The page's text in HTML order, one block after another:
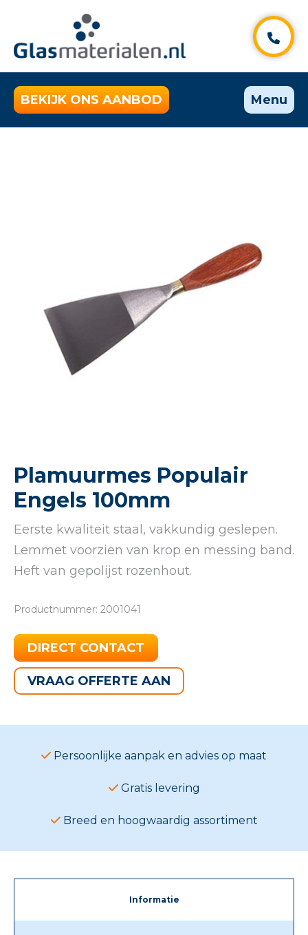
BEKIJK ONS AANBOD Menu
Plamuurmes Populair
Engels 100mm
Eerste kwaliteit staal, vakkundig geslepen.
Lemmet voorzien van krop en messing band.
Heft van gepolijst rozenhout.
Productnummer: 2001041
DIRECT CONTACT
VRAAG OFFERTE AAN
Persoonlijke aanpak en advies op maat
Gratis levering
Breed en hoogwaardig assortiment
Informatie